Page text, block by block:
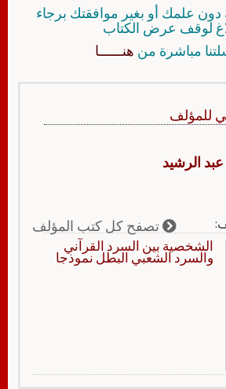
دون علمك أو بغير موافقتك برجاء
لوقف عرض الكتاب
مباشرة من هنــــــا
للمؤلف
الرشيد
تصفح كل كتب المؤلف
الشخصية بين السرد القرآني
والسرد الشعبي البطل نموذجا